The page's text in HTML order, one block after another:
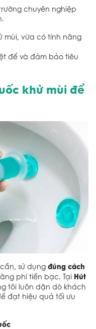
chuyên nghiệp
mùi, vừa có tính năng
để và đảm bảo tiêu
khử mùi để
sử dụng đúng cách
phí tiền bạc. Tại Hút
tôi luôn dặn dò khách
đạt hiệu quả tối ưu